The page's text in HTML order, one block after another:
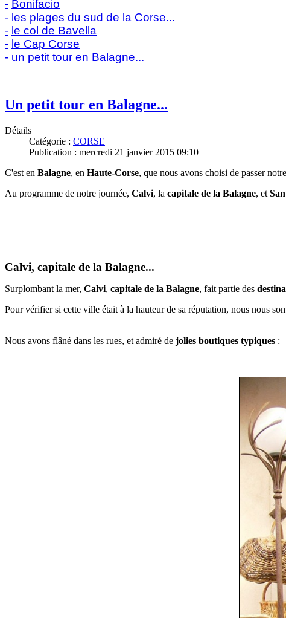
- Bonifacio
- les plages du sud de la Corse...
- le col de Bavella
- le Cap Corse
- un petit tour en Balagne...
Un petit tour en Balagne...
Détails
Catégorie : CORSE
Publication : mercredi 21 janvier 2015 09:10
C'est en Balagne, en Haute-Corse, que nous avons choisi de passer
Au programme de notre journée, Calvi, la capitale de la Balagne, et
Calvi, capitale de la Balagne...
Surplombant la mer, Calvi, capitale de la Balagne, fait partie des
Pour vérifier si cette ville était à la hauteur de sa réputation, nous nous
Nous avons flâné dans les rues, et admiré de jolies boutiques typiques :